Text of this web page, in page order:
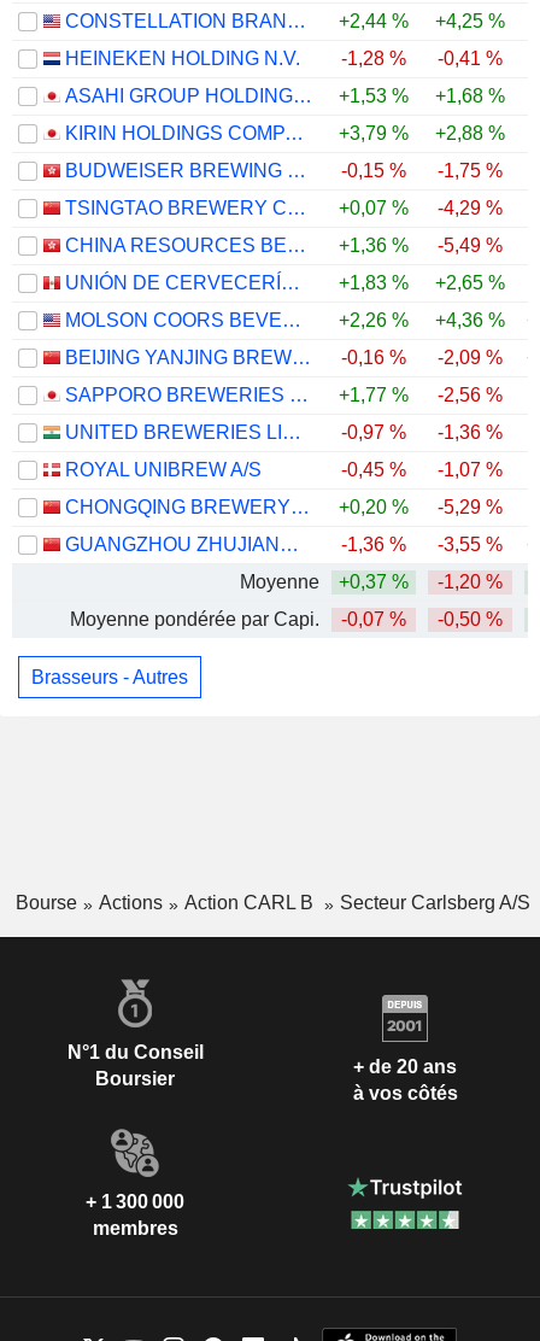
CONSTELLATION BRANDS, INC.
+2,44 % +4,25 %
HEINEKEN HOLDING N.V.
-1,28 % -0,41 %
ASAHI GROUP HOLDINGS, LTD.
+1,53 % +1,68 %
KIRIN HOLDINGS COMPANY, LIMITED
+3,79 % +2,88 %
BUDWEISER BREWING COMPANY APAC LIMITED
-0,15 % -1,75 %
TSINGTAO BREWERY COMPANY LIMITED
+0,07 % -4,29 %
CHINA RESOURCES BEER (HOLDINGS) COMPANY LIMITED
+1,36 % -5,49 %
UNIÓN DE CERVECERÍAS PERUANAS BACKUS Y JOHNSTON S.A.A.
+1,83 % +2,65 %
MOLSON COORS BEVERAGE COMPANY
+2,26 % +4,36 %
BEIJING YANJING BREWERY CO.,LTD.
-0,16 % -2,09 %
SAPPORO BREWERIES LIMITED
+1,77 % -2,56 %
UNITED BREWERIES LIMITED
-0,97 % -1,36 %
ROYAL UNIBREW A/S
-0,45 % -1,07 %
CHONGQING BREWERY CO., LTD.
+0,20 % -5,29 %
GUANGZHOU ZHUJIANG BREWERY CO., LTD
-1,36 % -3,55 %
Moyenne
+0,37 % -1,20 %
Moyenne pondérée par Capi.
-0,07 % -0,50 %
Brasseurs - Autres
Bourse Actions Action CARL B Secteur Carlsberg A/S
N°1 du Conseil
Boursier
+ de 20 ans
à vos côtés
+ 1 300 000
membres